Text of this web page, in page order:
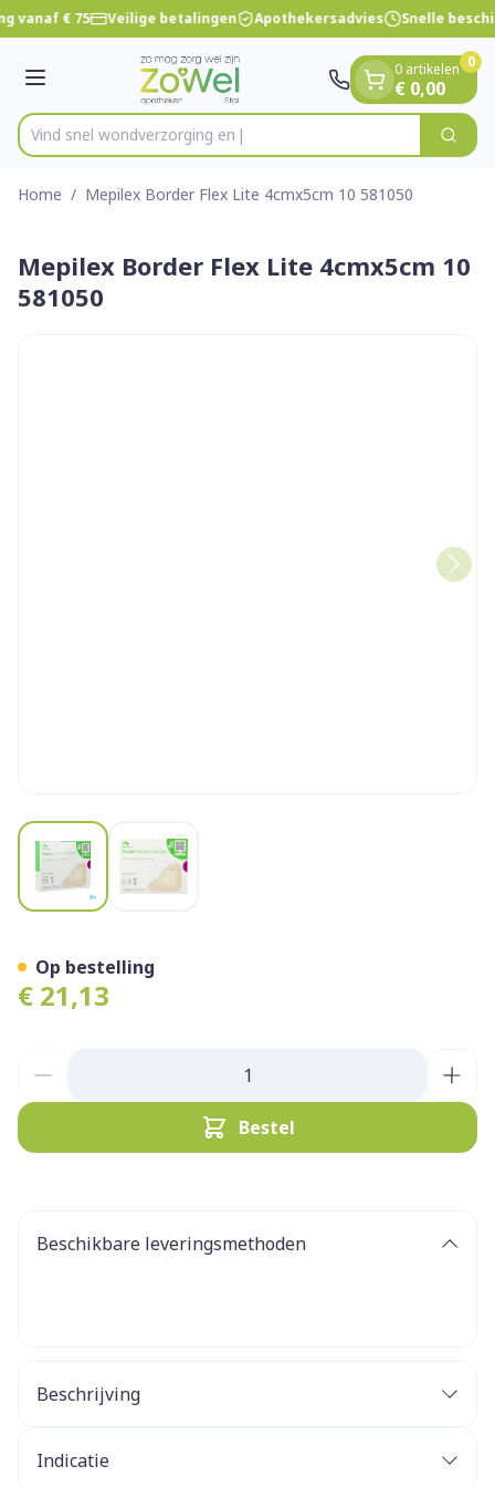
Ga naar de inhoud
1 van 1
vanaf € 75 Veilige betalingen Apothekersadvies Snelle
Menu
Product, merk, categorie...
Vind snel wondverzo Zoek
0 artikelen
€ 0,00
0
Home / Mepilex Border Flex Lite 4cmx5cm 10 581050
Mepilex Border Flex Lite 4cmx5cm 10
581050
View larger imageView larger image
€ 21,13
Bestel
Op bestelling
Beschikbare leveringsmethoden
Beschrijving
Indicatie